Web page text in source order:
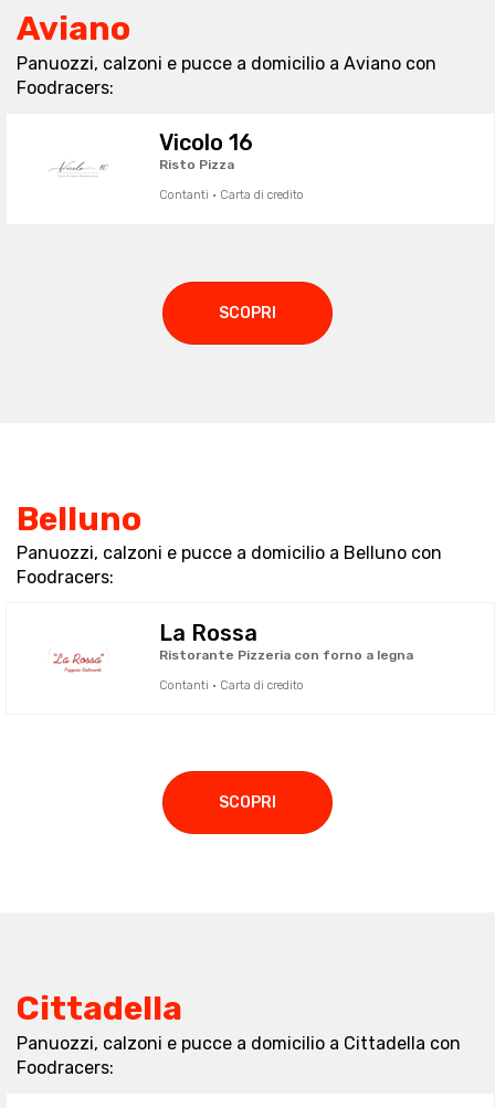
Aviano
Panuozzi, calzoni e pucce a domicilio a Aviano con
Foodracers:
Vicolo 16
Risto Pizza
Contanti · Carta di credito
SCOPRI
Belluno
Panuozzi, calzoni e pucce a domicilio a Belluno con
Foodracers:
La Rossa
Ristorante Pizzeria con forno a legna
Contanti · Carta di credito
SCOPRI
Cittadella
Panuozzi, calzoni e pucce a domicilio a Cittadella con
Foodracers: